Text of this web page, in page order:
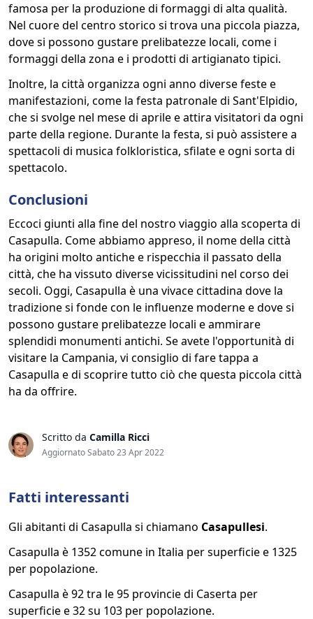
famosa per la produzione di formaggi di alta qualità.
Nel cuore del centro storico si trova una piccola piazza,
dove si possono gustare prelibatezze locali, come i
formaggi della zona e i prodotti di artigianato tipici.
Inoltre, la città organizza ogni anno diverse feste e
manifestazioni, come la festa patronale di Sant'Elpidio,
che si svolge nel mese di aprile e attira visitatori da ogni
parte della regione. Durante la festa, si può assistere a
spettacoli di musica folkloristica, sfilate e ogni sorta di
spettacolo.
Conclusioni
Eccoci giunti alla fine del nostro viaggio alla scoperta di
Casapulla. Come abbiamo appreso, il nome della città
ha origini molto antiche e rispecchia il passato della
città, che ha vissuto diverse vicissitudini nel corso dei
secoli. Oggi, Casapulla è una vivace cittadina dove la
tradizione si fonde con le influenze moderne e dove si
possono gustare prelibatezze locali e ammirare
splendidi monumenti antichi. Se avete l'opportunità di
visitare la Campania, vi consiglio di fare tappa a
Casapulla e di scoprire tutto ciò che questa piccola città
ha da offrire.
Scritto da Camilla Ricci
Aggiornato Sabato 23 Apr 2022
Fatti interessanti
Gli abitanti di Casapulla si chiamano Casapullesi.
Casapulla è 1352 comune in Italia per superficie e 1325
per popolazione.
Casapulla è 92 tra le 95 provincie di Caserta per
superficie e 32 su 103 per popolazione.